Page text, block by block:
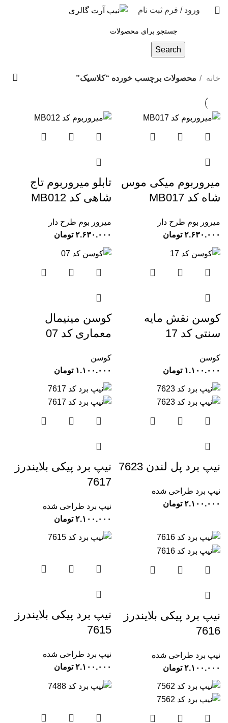
ورود / فرم ثبت نام
Search
خانه محصولات برچسب خورده “کلاسیک”
میروربوم میکی موس
شاه کد MB017
میرور بوم طرح دار
تومان
تابلو میروربوم تاج
شاهی کد MB012
میرور بوم طرح دار
تومان
کوسن نقش مایه
سنتی کد 17
کوسن
تومان
کوسن مینیمال
معماری کد 07
کوسن
تومان
نیپ برد پل لندن 7623
نیپ برد طراحی شده
تومان
نیپ برد پیکی بلایندرز
7617
نیپ برد طراحی شده
تومان
نیپ برد پیکی بلایندرز
7616
نیپ برد طراحی شده
تومان
نیپ برد پیکی بلایندرز
7615
نیپ برد طراحی شده
تومان